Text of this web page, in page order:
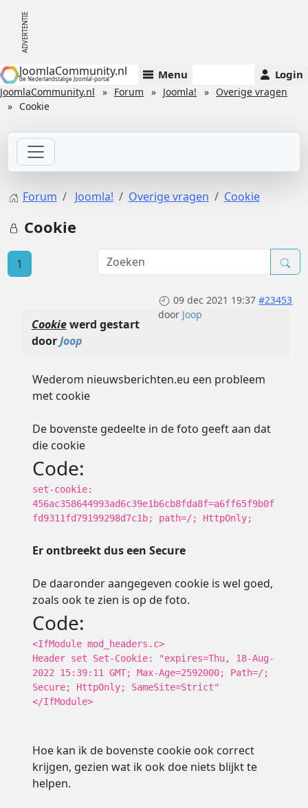
JoomlaCommunity.nl
de Nederlandstalige Joomla!-portal Menu Login
JoomlaCommunity.nl Forum Joomla!
Overige vragen
Cookie
Forum Joomla! Overige vragen Cookie
Cookie
1
09 dec 2021 19:37 #23453
door Joop
Cookiewerd gestart
doorJoop
Wederom nieuwsberichten.eu een probleem
met cookie
De bovenste gedeelte in de foto geeft aan dat
die cookie
Code:
set-cookie:
456ac358644993ad6c39e1b6cb8fda8f=a6ff65f9b0f
fd9311fd79199298d7c1b; path=/; HttpOnly;
Er ontbreekt dus een Secure
De daaronder aangegeven cookie is wel goed,
zoals ook te zien is op de foto.
Code:
<IfModule mod_headers.c>
Header set Set-Cookie: "expires=Thu, 18-Aug-
2022 15:39:11 GMT; Max-Age=2592000; Path=/;
Secure; HttpOnly; SameSite=Strict"
</IfModule>
Hoe kan ik de bovenste cookie ook correct
krijgen, gezien wat ik ook doe niets blijkt te
helpen.